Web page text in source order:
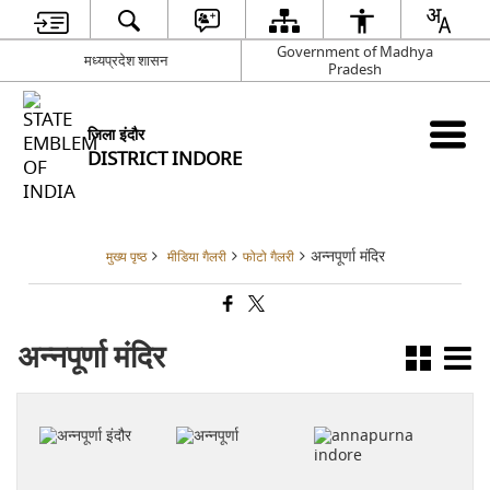
मध्यप्रदेश शासन
Government of Madhya
Pradesh
जिला इंदौर
DISTRICT INDORE
मुख्य पृष्ठ मीडिया गैलरी फोटो गैलरी अन्नपूर्णा मंदिर
अन्नपूर्णा मंदिर